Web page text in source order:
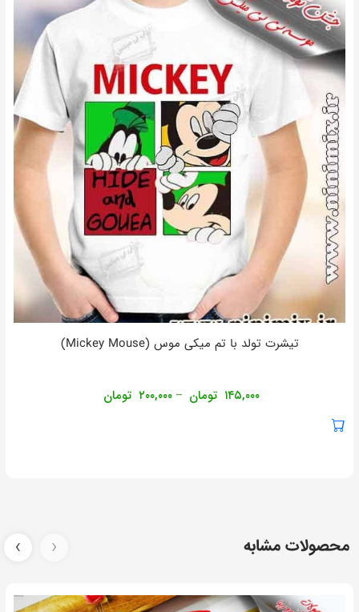
تیشرت تولد با تم میکی موس (Mickey Mouse)
۱۴۵,۰۰۰ تومان – ۲۰۰,۰۰۰ تومان
محصولات مشابه ‹
›